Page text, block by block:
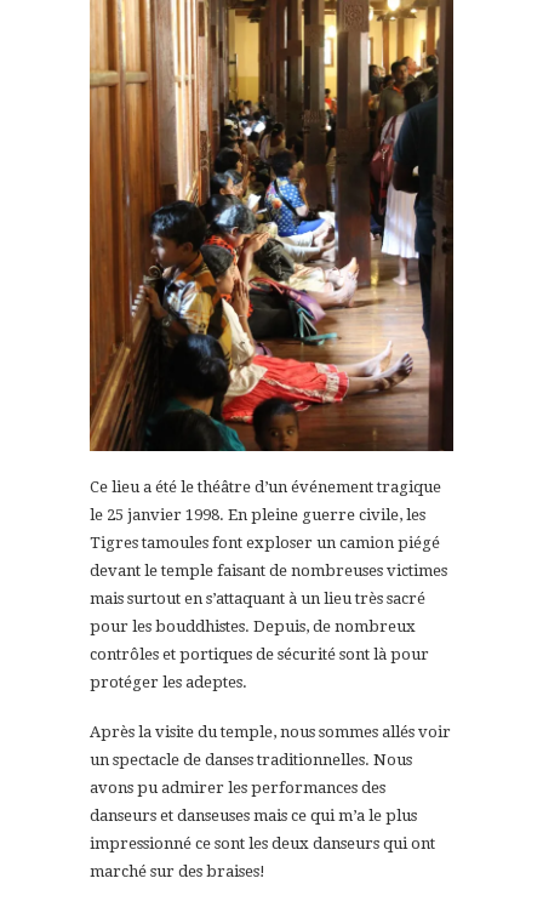
Ce lieu a été le théâtre d’un événement tragique
le 25 janvier 1998. En pleine guerre civile, les
Tigres tamoules font exploser un camion piégé
devant le temple faisant de nombreuses victimes
mais surtout en s’attaquant à un lieu très sacré
pour les bouddhistes. Depuis, de nombreux
contrôles et portiques de sécurité sont là pour
protéger les adeptes.
Après la visite du temple, nous sommes allés voir
un spectacle de danses traditionnelles. Nous
avons pu admirer les performances des
danseurs et danseuses mais ce qui m’a le plus
impressionné ce sont les deux danseurs qui ont
marché sur des braises!